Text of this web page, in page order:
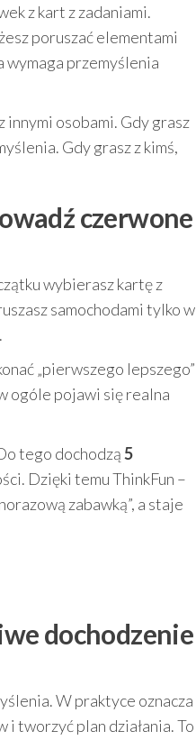
z kart z zadaniami.
poruszać elementami
wymaga przemyślenia
osobami. Gdy grasz
Gdy grasz z kimś,
czerwone
wybierasz kartę z
samochodami tylko w
„pierwszego lepszego”
ogóle pojawi się realna
tego dochodzą5
Dzięki temu ThinkFun –
zabawką”, a staje
dochodzenie
W praktyce oznacza
i tworzyć plan działania. To